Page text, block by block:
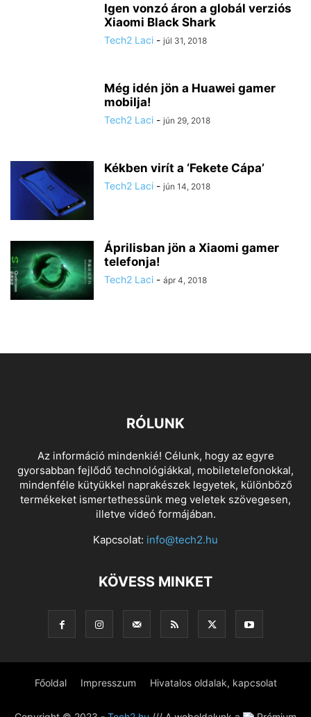
Igen vonzó áron a globál verziós
Xiaomi Black Shark
Tech2 Laci - júl 31, 2018
Még idén jön a Huawei gamer
mobilja!
Tech2 Laci - jún 29, 2018
Kékben virít a ‘Fekete Cápa’
Tech2 Laci - jún 14, 2018
Áprilisban jön a Xiaomi gamer
telefonja!
Tech2 Laci - ápr 4, 2018
RÓLUNK
Az információ mindenkié! Célunk, hogy az egyre
gyorsabban fejlődő technológiákkal, mobiletelefonokkal,
mindenféle kütyükkel naprakészek legyetek, különböző
termékeket ismertethessünk meg veletek szövegesen,
illetve videó formájában.
Kapcsolat: info@tech2.hu
KÖVESS MINKET
Főoldal Impresszum Hivatalos oldalak, kapcsolat